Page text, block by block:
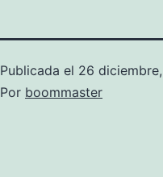
Publicada el 26
Por boommaster